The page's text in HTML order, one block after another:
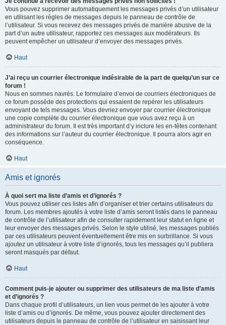
Vous pouvez supprimer automatiquement les messages privés d’un utilisateur
en utilisant les règles de messages depuis le panneau de contrôle de
l’utilisateur. Si vous recevez des messages privés de manière abusive de la
part d’un autre utilisateur, rapportez ces messages aux modérateurs. Ils
peuvent empêcher un utilisateur d’envoyer des messages privés.
Haut
J’ai reçu un courrier électronique indésirable de la part de quelqu’un sur ce
forum !
Nous en sommes navrés. Le formulaire d’envoi de courriers électroniques de
ce forum possède des protections qui essaient de repérer les utilisateurs
envoyant de tels messages. Vous devriez envoyer par courrier électronique
une copie complète du courrier électronique que vous avez reçu à un
administrateur du forum. Il est très important d’y inclure les en-têtes contenant
des informations sur l’auteur du courrier électronique. Il pourra alors agir en
conséquence.
Haut
Amis et ignorés
À quoi sert ma liste d’amis et d’ignorés ?
Vous pouvez utiliser ces listes afin d’organiser et trier certains utilisateurs du
forum. Les membres ajoutés à votre liste d’amis seront listés dans le panneau
de contrôle de l’utilisateur afin de consulter rapidement leur statut en ligne et
leur envoyer des messages privés. Selon le style utilisé, les messages publiés
par ces utilisateurs peuvent éventuellement être mis en surbrillance. Si vous
ajoutez un utilisateur à votre liste d’ignorés, tous les messages qu’il publiera
seront masqués par défaut.
Haut
Comment puis-je ajouter ou supprimer des utilisateurs de ma liste d’amis
et d’ignorés ?
Dans chaque profil d’utilisateurs, un lien vous permet de les ajouter à votre
liste d’amis ou d’ignorés. De même, vous pouvez ajouter directement des
utilisateurs depuis le panneau de contrôle de l’utilisateur en saisissant leur